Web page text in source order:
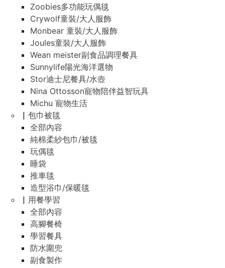
Zoobies多功能玩偶毯
Crywolf童裝/大人服飾
Monbear 童裝/大人服飾
Joules童裝/大人服飾
Wean meister副食品調理餐具
Sunnylife陽光海洋選物
Stor迪士尼餐具/水壺
Nina Ottosson寵物陪伴益智玩具
Michu 寵物生活
▏包巾被毯
全部內容
純棉柔紗包巾/被毯
玩偶毯
睡袋
推車毯
造型浴巾/保暖毯
▏用餐學習
全部內容
高腳餐椅
學習餐具
防水圍兜
副食製作